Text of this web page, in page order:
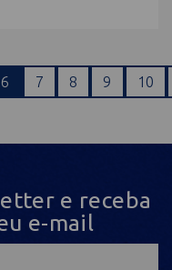
6 7 8 9 10
e receba
e-mail